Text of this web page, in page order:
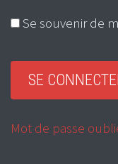
Se souvenir de
Mot de passe